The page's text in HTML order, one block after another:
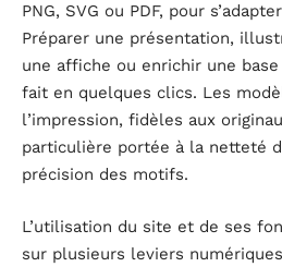
PNG, SVG ou PDF, pour
Préparer une présentation,
une affiche ou enrichir une
fait en quelques clics. Les
l’impression, fidèles aux
particulière portée à la netteté
précision des motifs.
L’utilisation du site et de ses
sur plusieurs leviers